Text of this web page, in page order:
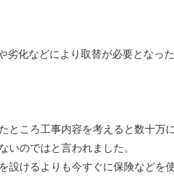
化などにより取替が必要となっ
ところ工事内容を考えると数十万
いのではと言われました。
設けるよりも今すぐに保険などを